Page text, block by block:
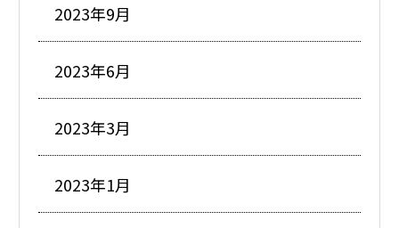
2023年9月
2023年6月
2023年3月
2023年1月